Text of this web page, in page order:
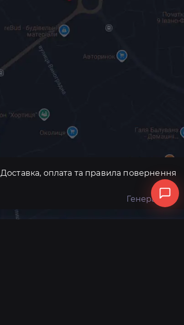
Доставка, оплата та правила повернення
Генератори